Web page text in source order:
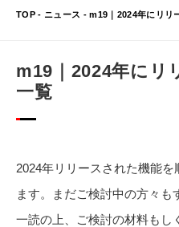
TOP - ニュース - m19｜2024年にリリ
m19｜2024年にリ
一覧
2024年リリースされた機能
ます。まだご検討中の方々
一読の上、ご検討の材料もし